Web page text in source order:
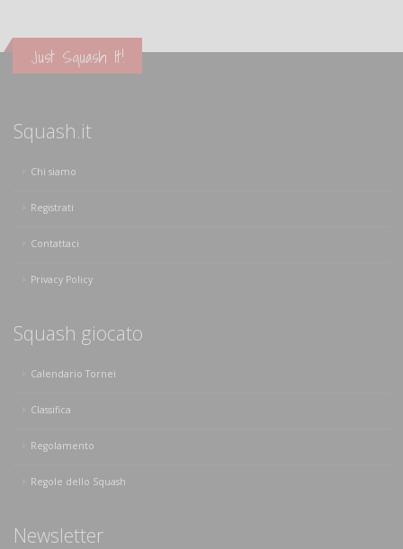
Just Squash It!
Squash.it
Chi siamo
Registrati
Contattaci
Privacy Policy
Squash giocato
Calendario Tornei
Classifica
Regolamento
Regole dello Squash
Newsletter